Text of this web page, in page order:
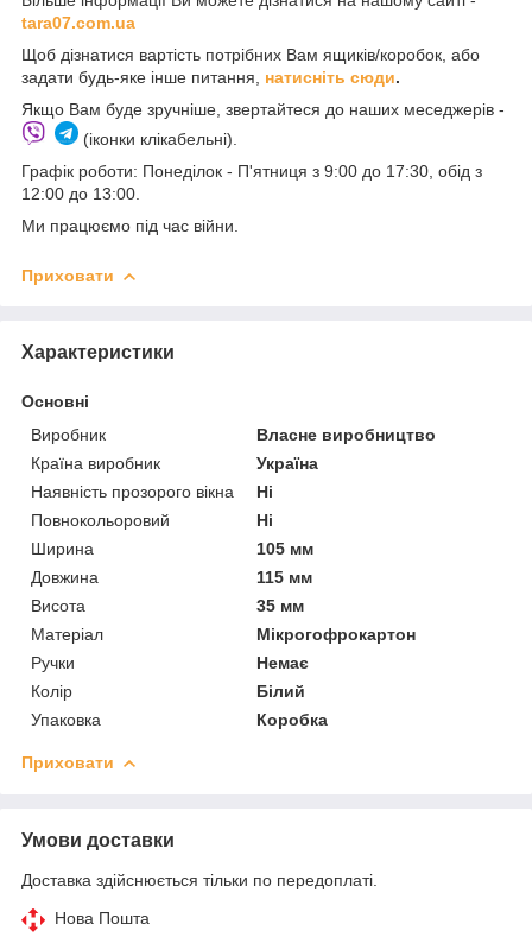
tara07.com.ua
Щоб дізнатися вартість потрібних Вам ящиків/коробок, або
задати будь-яке інше питання, натисніть сюди.
Якщо Вам буде зручніше, звертайтеся до наших меседжерів -
(іконки клікабельні).
Графік роботи: Понеділок - П'ятниця з 9:00 до 17:30, обід з
12:00 до 13:00.
Ми працюємо під час війни.
Приховати
Характеристики
Основні
Виробник
Власне виробництво
Країна виробник
Україна
Наявність прозорого вікна
Ні
Повнокольоровий
Ні
Ширина
105 мм
Довжина
115 мм
Висота
35 мм
Матеріал
Мікрогофрокартон
Ручки
Немає
Колір
Білий
Упаковка
Коробка
Приховати
Умови доставки
Доставка здійснюється тільки по передоплаті.
Нова Пошта